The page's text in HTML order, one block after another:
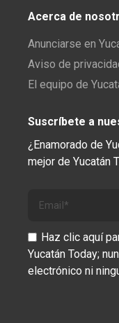
Acerca de
Anunciarse en
Aviso de
El equipo de
Suscríbete a
¿Enamorado de
mejor de Yucatán
Haz clic aquí
Yucatán Today;
electrónico ni